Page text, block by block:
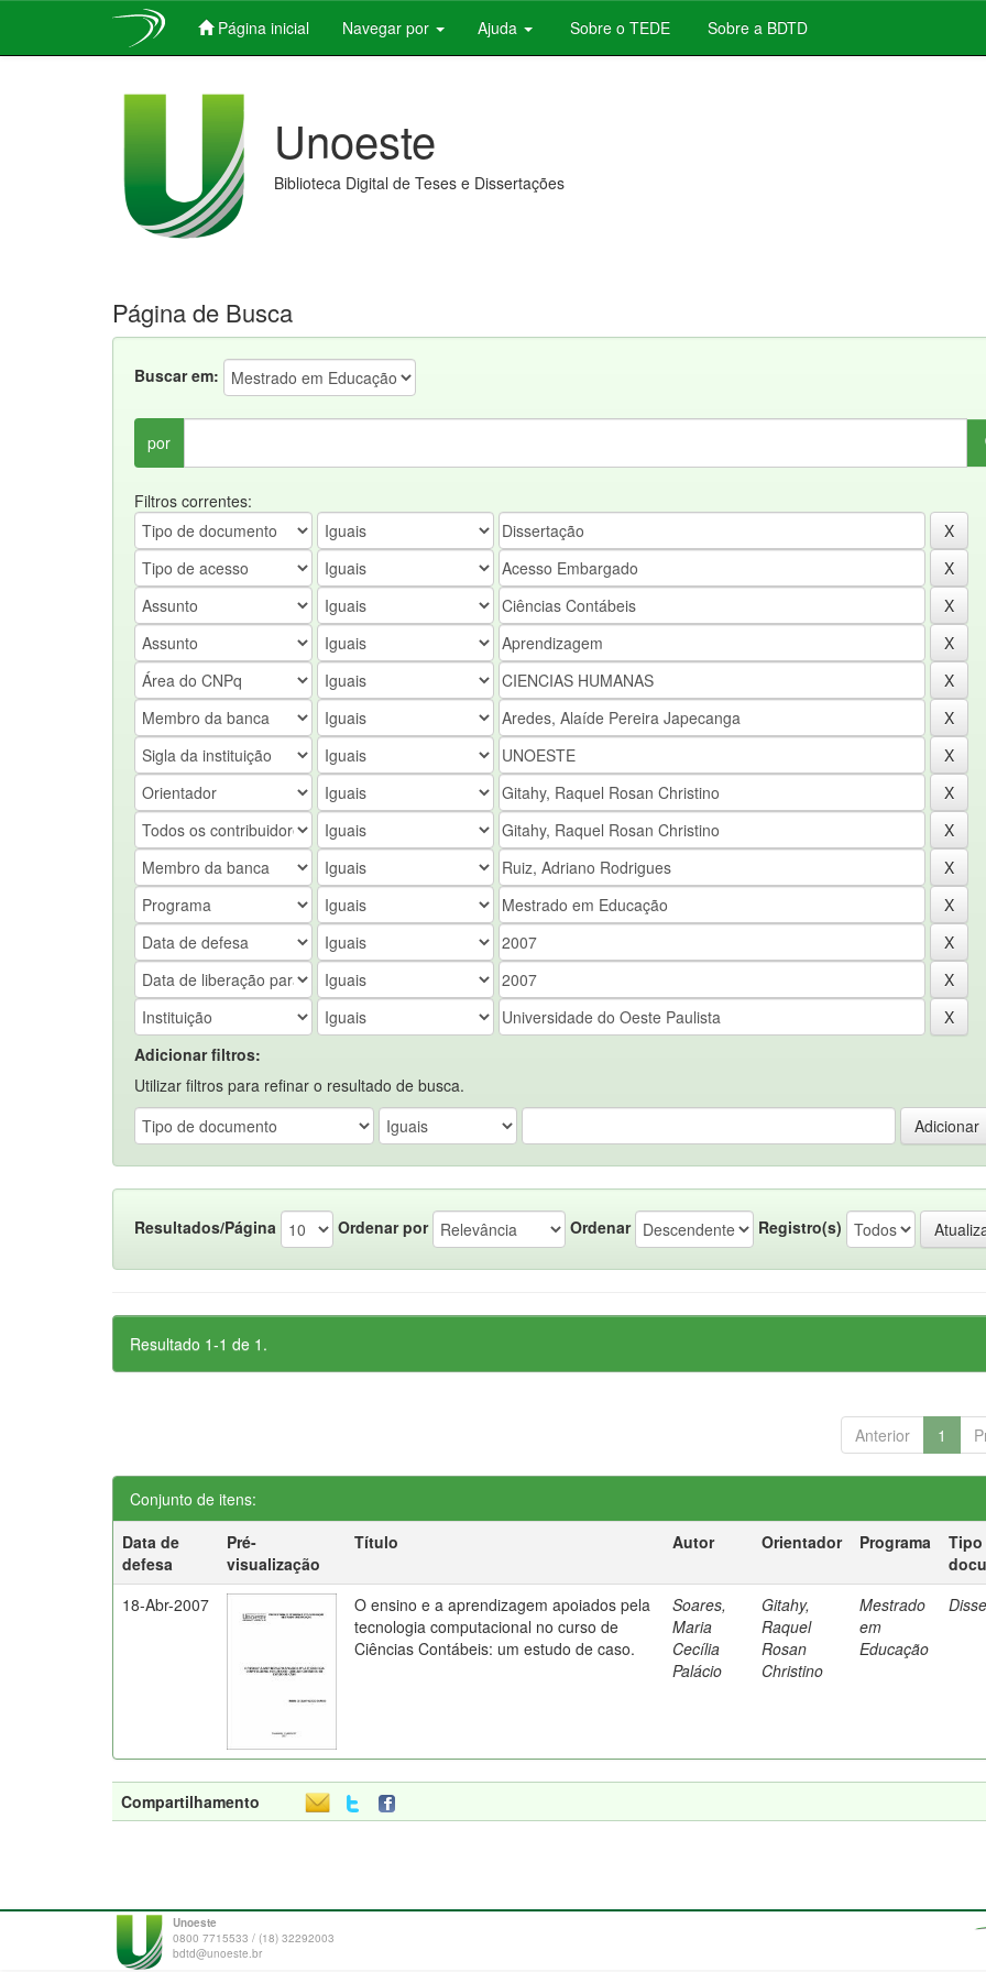
Página inicial Navegar por Ajuda Sobre o TEDE Sobre a BDTD
Unoeste
Biblioteca Digital de Teses e Dissertações
Página de Busca
Buscar em:
por
Filtros correntes:
Adicionar filtros:
Utilizar filtros para refinar o resultado de busca.
Resultados/Página Ordenar por Ordenar Registro(s)
Resultado 1-1 de 1.
Anterior 1
Conjunto de itens:
Data de
defesa
Pré-
visualização
Título Autor Orientador Programa
Tipo
18-Abr-2007
O ensino e a aprendizagem apoiados pela
tecnologia computacional no curso de
Ciências Contábeis: um estudo de caso.
Soares,
Maria
Cecília
Palácio
Gitahy,
Raquel
Rosan
Christino
Mestrado
em
Educação
Compartilhamento
Unoeste
0800 7715533 / (18) 32292003
bdtd@unoeste.br